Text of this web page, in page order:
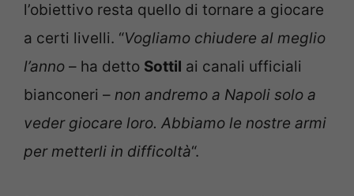
l’obiettivo resta quello di tornare a giocare
a certi livelli. “Vogliamo chiudere al meglio
l’anno – ha detto Sottil ai canali ufficiali
bianconeri – non andremo a Napoli solo a
veder giocare loro. Abbiamo le nostre armi
per metterli in difficoltà“.